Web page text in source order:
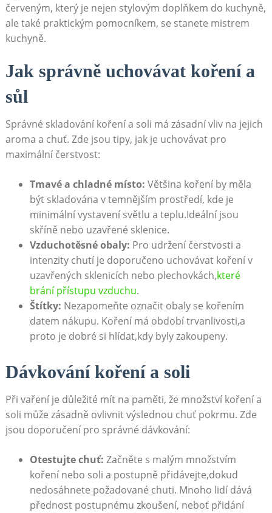
červeným, který je nejen stylovým doplňkem do⁣ kuchyně,​
ale také praktickým pomocníkem,​ se stanete mistrem
kuchyně.
Jak správně uchovávat koření ⁢a
sůl
Správné skladování koření ⁤a soli má​ zásadní ‍vliv na jejich
aroma a chuť. Zde​ jsou tipy, jak je ‍uchovávat pro
maximální čerstvost:
Tmavé a chladné místo: Většina koření by‍ měla
být skladována v temnějším prostředí, kde je
minimální⁤ vystavení světlu a teplu.Ideální ‌jsou
skříně⁢ nebo ‌uzavřené sklenice.
Vzduchotěsné obaly: Pro udržení čerstvosti⁢ a
intenzity chutí⁤ je doporučeno uchovávat​ koření⁢ v
uzavřených sklenicích nebo plechovkách,které
brání přístupu vzduchu.
Štítky: Nezapomeňte označit obaly se kořením
datem nákupu. Koření má období trvanlivosti,a
proto je dobré​ si hlídat,kdy byly zakoupeny.
Dávkování koření a soli
Při​ vaření je důležité mít na paměti, že množství ‌koření a
soli může zásadně ovlivnit výslednou chuť pokrmu.⁤ Zde
jsou doporučení pro správné dávkování:
Otestujte chuť: Začněte s malým množstvím
koření nebo soli a postupně přidávejte,dokud
nedosáhnete požadované chuti. Mnoho⁤ lidí dává
přednost postupnému ⁢zkoušení, neboť přidání